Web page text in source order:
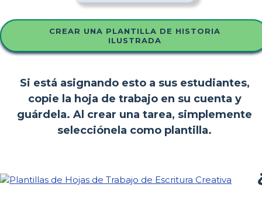
CREAR UNA PLANTILLA DE HISTORIA
ILUSTRADA
Si está asignando esto a sus estudiantes,
copie la hoja de trabajo en su cuenta y
guárdela. Al crear una tarea, simplemente
selecciónela como plantilla.